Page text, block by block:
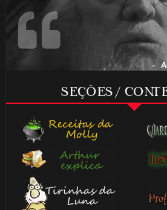
-
SEÇÕES /